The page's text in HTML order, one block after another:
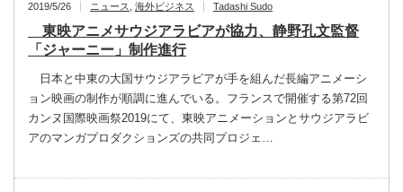
2019/5/26 ニュース 海外ビジネス Tadashi Sudo
東映アニメサウジアラビアが協力、静野孔文監督
「ジャーニー」制作進行
日本と中東の大国サウジアラビアが手を組んだ長編アニメーシ
ョン映画の制作が順調に進んでいる。フランスで開催する第72回
カンヌ国際映画祭2019にて、東映アニメーションとサウジアラビ
アのマンガプロダクションズの共同プロジェ…